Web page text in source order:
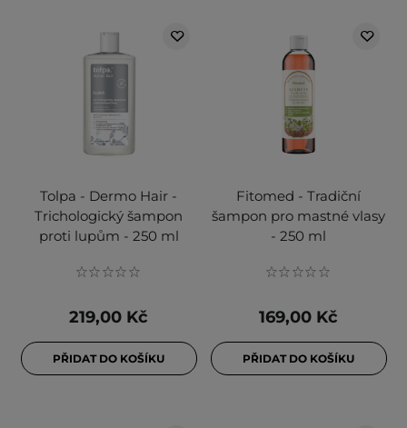
Tolpa - Dermo Hair -
Trichologický šampon
proti lupům - 250 ml
219,00 Kč
PŘIDAT DO KOŠÍKU
Fitomed - Tradiční
šampon pro mastné vlasy
- 250 ml
169,00 Kč
PŘIDAT DO KOŠÍKU